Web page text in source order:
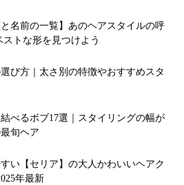
と名前の一覧】あのヘアスタイルの呼
トな形を見つけよう
び方｜太さ別の特徴やおすすめスタ
結べるボブ17選｜スタイリングの幅が
旬ヘア
い【セリア】の大人かわいいヘアク
年最新